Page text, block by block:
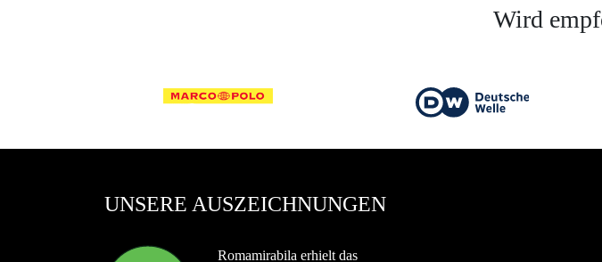
Wird
UNSERE AUSZEICHNUNGEN
Romamirabila erhielt das